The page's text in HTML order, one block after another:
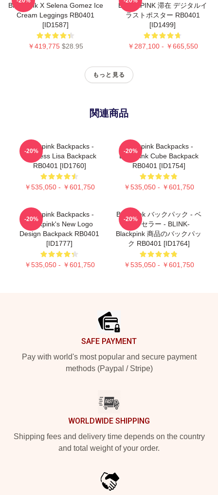
BlackPink X Selena Gomez Ice
Cream Leggings RB0401
[ID1587]
￥419,775 $28.95
BLACKPINK 滞在 デジタルイ
ラストポスター RB0401
[ID1499]
￥287,100 - ￥665,550
もっと見る
関連商品
Blackpink Backpacks -
Faceless Lisa Backpack
RB0401 [ID1760]
￥535,050 - ￥601,750
-20%
Blackpink Backpacks -
Blackpink Cube Backpack
RB0401 [ID1754]
￥535,050 - ￥601,750
-20%
Blackpink Backpacks -
Blackpink's New Logo
Design Backpack RB0401
[ID1777]
￥535,050 - ￥601,750
-20%
Blackpink バックパック - ベ
ストセラー - BLINK-
Blackpink 商品のバックパッ
ク RB0401 [ID1764]
￥535,050 - ￥601,750
-20%
SAFE PAYMENT
Pay with world's most popular and secure payment
methods (Paypal / Stripe)
WORLDWIDE SHIPPING
Shipping fees and delivery time depends on the country
and total weight of your order.